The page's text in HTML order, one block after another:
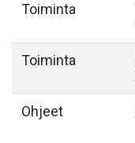
Toiminta
Toiminta
Ohjeet